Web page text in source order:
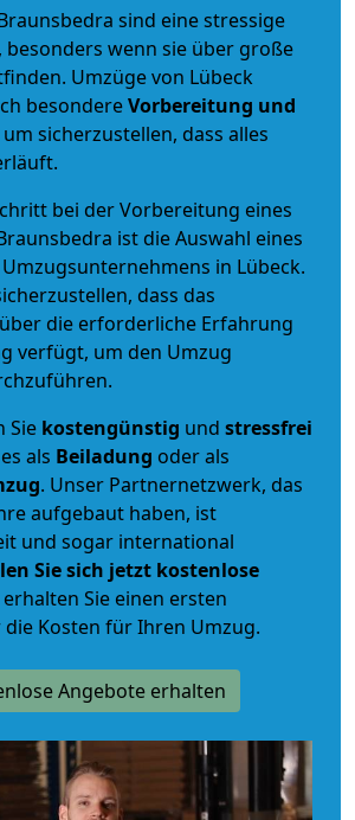
sind eine stressige
besonders wenn sie über große
Umzüge von Lübeck
besondereVorbereitung und
um sicherzustellen, dass alles
bei der Vorbereitung eines
ist die Auswahl eines
Umzugsunternehmens in Lübeck.
dass das
die erforderliche Erfahrung
verfügt, um den Umzug
Sie kostengünstig und stressfrei
als Beiladung oder als
. Unser Partnernetzwerk, das
aufgebaut haben, ist
und sogar international
Sie sich jetzt kostenlose
Sie einen ersten
Kosten für Ihren Umzug.
Angebote erhalten